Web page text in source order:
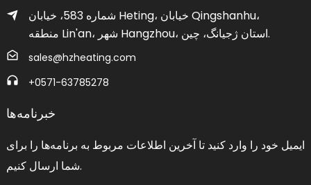
شماره 583، خیابان Heting، خیابان Qingshanhu،
منطقه Lin'an، شهر Hangzhou، استان ژجیانگ، چین.
sales@hzheating.com
‎+0571-63785278‎
خبرنامه‌ها
ایمیل خود را وارد کنید تا آخرین اطلاعات مربوط به برنامه‌ها را برای
شما ارسال کنیم.